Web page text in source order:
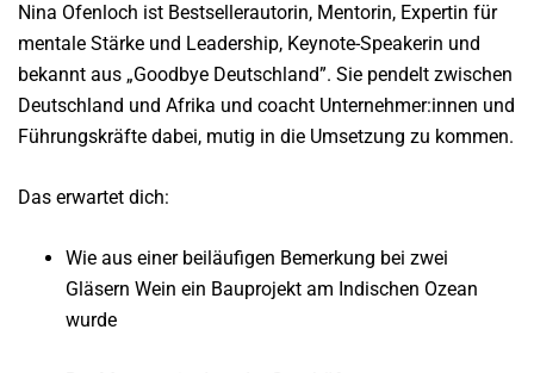
Nina Ofenloch ist Bestsellerautorin, Mentorin, Expertin für
mentale Stärke und Leadership, Keynote-Speakerin und
bekannt aus „Goodbye Deutschland”. Sie pendelt zwischen
Deutschland und Afrika und coacht Unternehmer:innen und
Führungskräfte dabei, mutig in die Umsetzung zu kommen.
Das erwartet dich:
Wie aus einer beiläufigen Bemerkung bei zwei
Gläsern Wein ein Bauprojekt am Indischen Ozean
wurde